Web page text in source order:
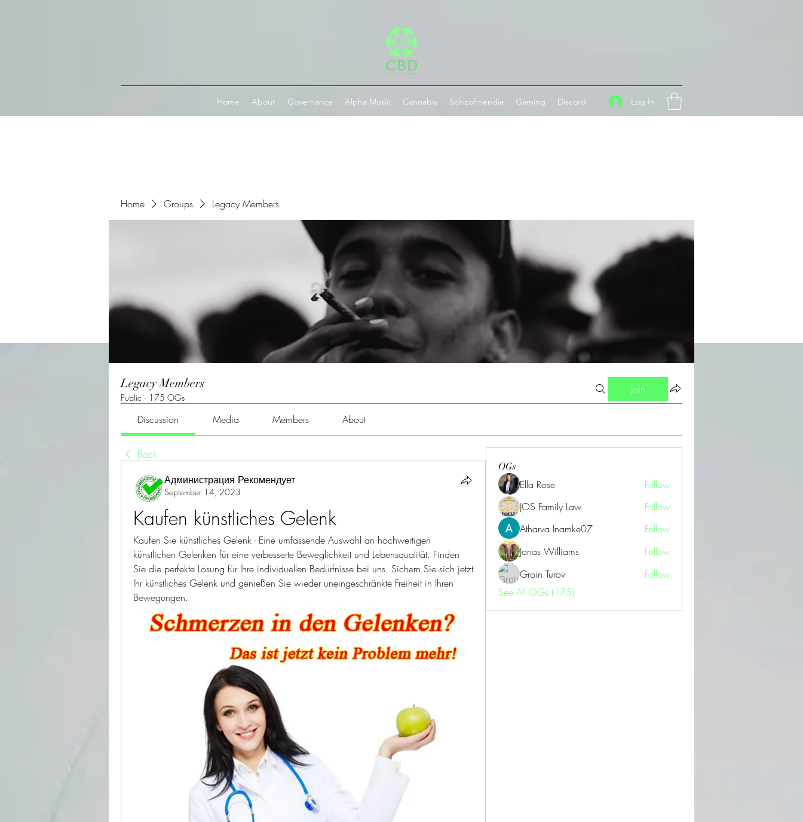
Home About Governance Alpha Music Cannabis SchizoFriendia Gaming Discord Log In
Home Groups Legacy Members
Legacy Members
Public · 175 OGs
Join
Discussion Media Members About
Back
Администрация Рекомендует
September 14, 2023
Kaufen künstliches Gelenk
Kaufen Sie künstliches Gelenk - Eine umfassende Auswahl an hochwertigen
künstlichen Gelenken für eine verbesserte Beweglichkeit und Lebensqualität. Finden
Sie die perfekte Lösung für Ihre individuellen Bedürfnisse bei uns. Sichern Sie sich jetzt
Ihr künstliches Gelenk und genießen Sie wieder uneingeschränkte Freiheit in Ihren
Bewegungen.
OGs
Ella Rose
Follow
JOS Family Law
Follow
Atharva Inamke07
Follow
Jonas Williams
Follow
Groin Turov
Follow
See All OGs (175)